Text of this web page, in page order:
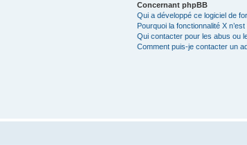
Concernant phpBB
Qui a développé ce logiciel de
Pourquoi la fonctionnalité X
Qui contacter pour les abus ou
Comment puis-je contacter un